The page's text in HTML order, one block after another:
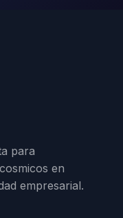
para
en
empresarial.